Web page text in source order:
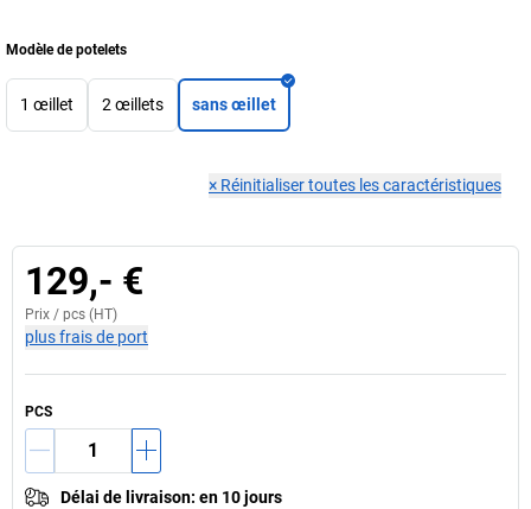
Modèle de potelets
1 œillet 2 œillets sans œillet
× Réinitialiser toutes les caractéristiques
129,- €
Prix / pcs (HT)
plus frais de port
PCS
Délai de livraison: en 10 jours